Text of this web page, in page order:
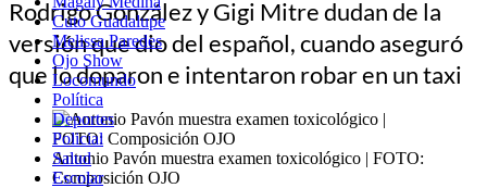
Cuto Guadalupe
Melissa Paredes
Ojo Show
Locomundo
Política
Deportes
Policial
Salud
Escolar
Rodrigo González y Gigi Mitre dudan de la
versión que dio del español, cuando aseguró
que lo doparon e intentaron robar en un taxi
Antonio Pavón muestra examen toxicológico | FOTO:
Composición OJO